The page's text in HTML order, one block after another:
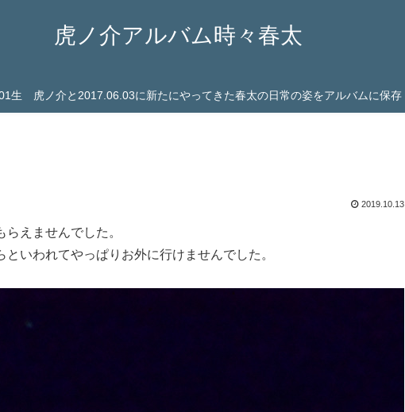
虎ノ介アルバム時々春太
生 虎ノ介と2017.06.03に新たにやってきた春太の日常の姿をアルバムに保存
2019.10.13
えませんでした。
いわれてやっぱりお外に行けませんでした。